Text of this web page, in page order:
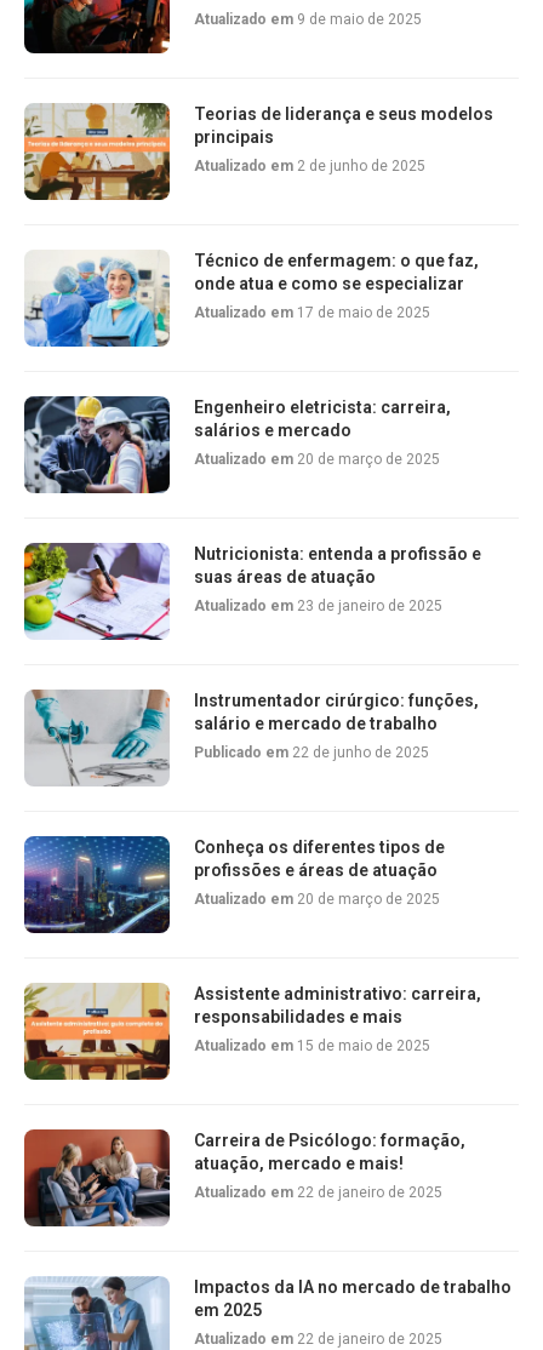
Atualizado em 9 de maio de 2025
Teorias de liderança e seus modelos
principais
Atualizado em 2 de junho de 2025
Técnico de enfermagem: o que faz,
onde atua e como se especializar
Atualizado em 17 de maio de 2025
Engenheiro eletricista: carreira,
salários e mercado
Atualizado em 20 de março de 2025
Nutricionista: entenda a profissão e
suas áreas de atuação
Atualizado em 23 de janeiro de 2025
Instrumentador cirúrgico: funções,
salário e mercado de trabalho
Publicado em 22 de junho de 2025
Conheça os diferentes tipos de
profissões e áreas de atuação
Atualizado em 20 de março de 2025
Assistente administrativo: carreira,
responsabilidades e mais
Atualizado em 15 de maio de 2025
Carreira de Psicólogo: formação,
atuação, mercado e mais!
Atualizado em 22 de janeiro de 2025
Impactos da IA no mercado de trabalho
em 2025
Atualizado em 22 de janeiro de 2025